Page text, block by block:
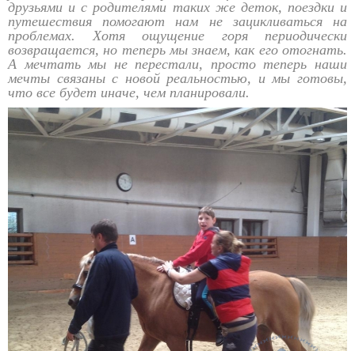
друзьями и с родителями таких же деток, поездки и
путешествия помогают нам не зацикливаться на
проблемах. Хотя ощущение горя периодически
возвращается, но теперь мы знаем, как его отогнать.
А мечтать мы не перестали, просто теперь наши
мечты связаны с новой реальностью, и мы готовы,
что все будет иначе, чем планировали.